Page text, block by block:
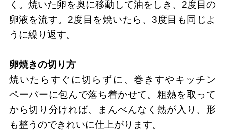
く。焼いた卵を奥に移動して油をしき、2度目の
卵液を流す。2度目を焼いたら、3度目も同じよ
うに繰り返す。
卵焼きの切り方
焼いたらすぐに切らずに、巻きすやキッチン
ペーパーに包んで落ち着かせて。粗熱を取って
から切り分ければ、まんべんなく熱が入り、形
も整うのできれいに仕上がります。